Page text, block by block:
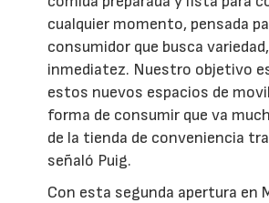
cualquier momento, pensada
consumidor que busca
inmediatez. Nuestro objetivo
estos nuevos espacios de
forma de consumir que va
de la tienda de conveniencia
señaló Puig.
Con esta segunda apertura en